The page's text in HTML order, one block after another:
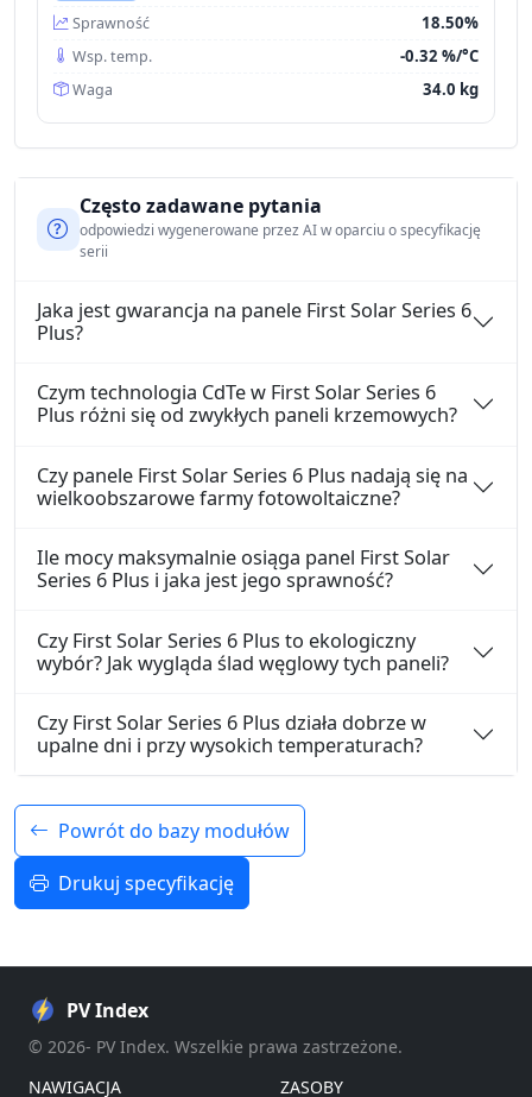
Sprawność
18.50%
Wsp. temp. -0.32 %/°C
Waga 34.0 kg
Często zadawane pytania
odpowiedzi wygenerowane przez AI w oparciu o specyfikację
serii
Jaka jest gwarancja na panele First Solar Series 6
Plus?
Czym technologia CdTe w First Solar Series 6
Plus różni się od zwykłych paneli krzemowych?
Czy panele First Solar Series 6 Plus nadają się na
wielkoobszarowe farmy fotowoltaiczne?
Ile mocy maksymalnie osiąga panel First Solar
Series 6 Plus i jaka jest jego sprawność?
Czy First Solar Series 6 Plus to ekologiczny
wybór? Jak wygląda ślad węglowy tych paneli?
Czy First Solar Series 6 Plus działa dobrze w
upalne dni i przy wysokich temperaturach?
Powrót do bazy modułów
Drukuj specyfikację
PV Index
© 2026- PV Index. Wszelkie prawa zastrzeżone.
NAWIGACJA
ZASOBY